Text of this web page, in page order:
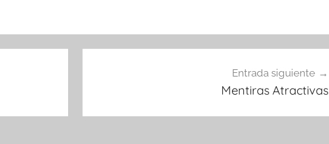
Entrada siguiente
Mentiras Atractivas